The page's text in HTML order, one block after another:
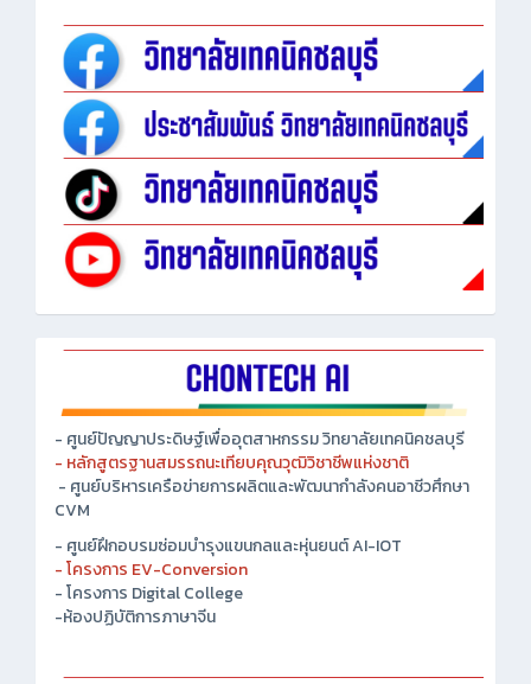
- ศูนย์ปัญญาประดิษฐ์เพื่ออุตสาหกรรม วิทยาลัยเทคนิคชลบุรี
- หลักสูตรฐานสมรรถนะเทียบคุณวุฒิวิชาชีพแห่งชาติ
- ศูนย์บริหารเครือข่ายการผลิตและพัฒนากำลังคนอาชีวศึกษา
CVM
- ศูนย์ฝึกอบรมซ่อมบำรุงแขนกลและหุ่นยนต์ AI-IOT
- โครงการ EV-Conversion
- โครงการ Digital College